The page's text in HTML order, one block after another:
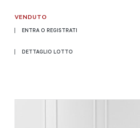
VENDUTO
ENTRA O REGISTRATI
DETTAGLIO LOTTO